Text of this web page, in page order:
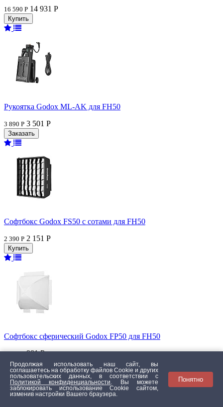
16 590 Р 14 931 Р
Рукоятка Godox ML-AK для FH50
3 890 Р 3 501 Р
Софтбокс Godox FS50 с сотами для FH50
2 390 Р 2 151 Р
Софтбокс сферический Godox FP50 для FH50
1 090 Р 981 Р
Продолжая использовать наш сайт, вы
соглашаетесь на обработку файлов Сookie и других
пользовательских данных, в соответствии с
Политикой конфиденциальности
. Вы можете
заблокировать использование Cookie сайтом,
изменив настройки Вашего браузера.
Понятно